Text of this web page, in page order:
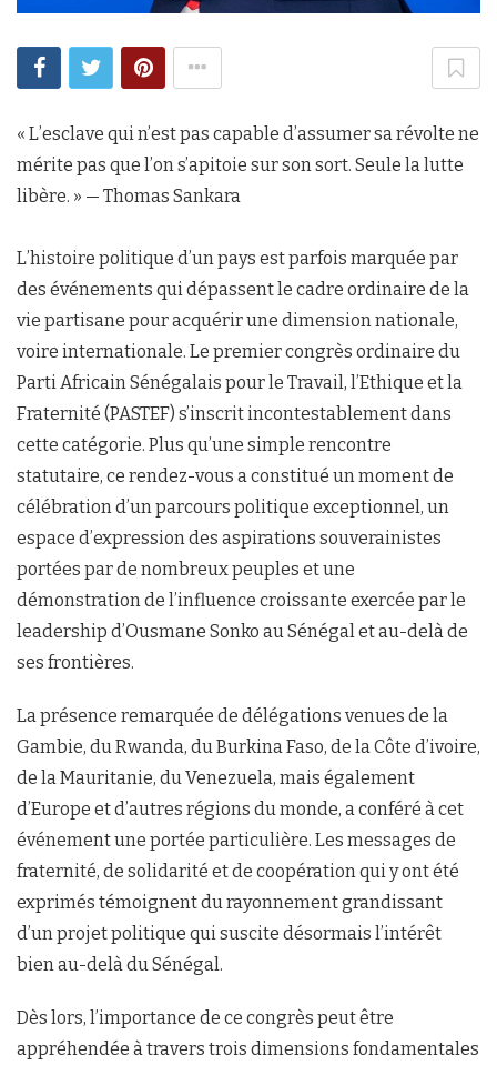
« L’esclave qui n’est pas capable d’assumer sa révolte ne
mérite pas que l’on s’apitoie sur son sort. Seule la lutte
libère. » — Thomas Sankara
L’histoire politique d’un pays est parfois marquée par
des événements qui dépassent le cadre ordinaire de la
vie partisane pour acquérir une dimension nationale,
voire internationale. Le premier congrès ordinaire du
Parti Africain Sénégalais pour le Travail, l’Ethique et la
Fraternité (PASTEF) s’inscrit incontestablement dans
cette catégorie. Plus qu’une simple rencontre
statutaire, ce rendez-vous a constitué un moment de
célébration d’un parcours politique exceptionnel, un
espace d’expression des aspirations souverainistes
portées par de nombreux peuples et une
démonstration de l’influence croissante exercée par le
leadership d’Ousmane Sonko au Sénégal et au-delà de
ses frontières.
La présence remarquée de délégations venues de la
Gambie, du Rwanda, du Burkina Faso, de la Côte d’ivoire,
de la Mauritanie, du Venezuela, mais également
d’Europe et d’autres régions du monde, a conféré à cet
événement une portée particulière. Les messages de
fraternité, de solidarité et de coopération qui y ont été
exprimés témoignent du rayonnement grandissant
d’un projet politique qui suscite désormais l’intérêt
bien au-delà du Sénégal.
Dès lors, l’importance de ce congrès peut être
appréhendée à travers trois dimensions fondamentales